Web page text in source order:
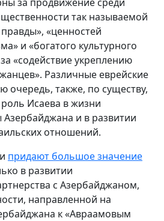
так называемой
«ценностей
и «богатого культурного
«содействие укреплению
Различные еврейские
очередь, также, по существу,
роль Исаева в жизни
и в развитии
отношений.
придают большое значение
в развитии
с Азербайджаном,
направленной на
к «Авраамовым